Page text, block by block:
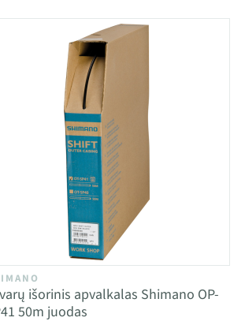
išorinis apvalkalas Shimano OP-
50m juodas